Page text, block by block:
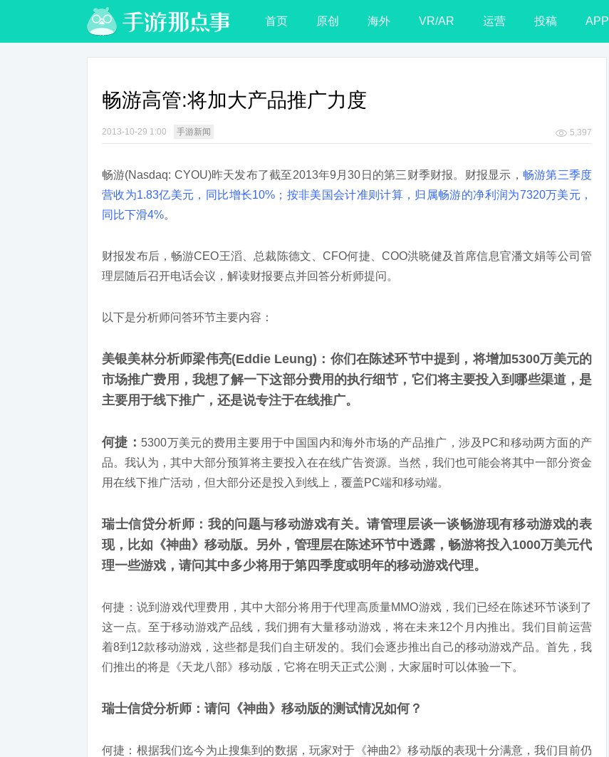
首页 原创 海外 VR/AR 运营 投稿 APP
畅游高管:将加大产品推广力度
2013-10-29 1:00 手游新闻 5,397
畅游(Nasdaq: CYOU)昨天发布了截至2013年9月30日的第三财季财报。财报显示， 畅游第三季度
营收为1.83亿美元，同比增长10%；按非美国会计准则计算，归属畅游的净利润为7320万美元，
同比下滑4%。
财报发布后，畅游CEO王滔、总裁陈德文、CFO何捷、COO洪晓健及首席信息官潘文娟等公司管
理层随后召开电话会议，解读财报要点并回答分析师提问。
以下是分析师问答环节主要内容：
美银美林分析师梁伟亮(Eddie Leung)：你们在陈述环节中提到，将增加5300万美元的
市场推广费用，我想了解一下这部分费用的执行细节，它们将主要投入到哪些渠道，是
主要用于线下推广，还是说专注于在线推广。
何捷： 5300万美元的费用主要用于中国国内和海外市场的产品推广，涉及PC和移动两方面的产
品。我认为，其中大部分预算将主要投入在在线广告资源。当然，我们也可能会将其中一部分资金
用在线下推广活动，但大部分还是投入到线上，覆盖PC端和移动端。
瑞士信贷分析师：我的问题与移动游戏有关。请管理层谈一谈畅游现有移动游戏的表
现，比如《神曲》移动版。另外，管理层在陈述环节中透露，畅游将投入1000万美元代
理一些游戏，请问其中多少将用于第四季度或明年的移动游戏代理。
何捷：说到游戏代理费用，其中大部分将用于代理高质量MMO游戏，我们已经在陈述环节谈到了
这一点。至于移动游戏产品线，我们拥有大量移动游戏，将在未来12个月内推出。我们目前运营
着8到12款移动游戏，这些都是我们自主研发的。我们会逐步推出自己的移动游戏产品。首先，我
们推出的将是《天龙八部》移动版，它将在明天正式公测，大家届时可以体验一下。
瑞士信贷分析师：请问《神曲》移动版的测试情况如何？
何捷：根据我们迄今为止搜集到的数据，玩家对于《神曲2》移动版的表现十分满意，我们目前仍